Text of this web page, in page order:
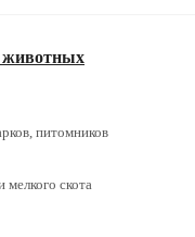
животных
питомников
скота